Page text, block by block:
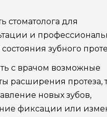
стоматолога для
и
зубного
с врачом возможные
расширения протеза,
новых зубов,
фиксации или